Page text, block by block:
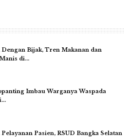
Bijak, Tren Makanan dan
di…
Imbau Warganya Waspada
Pasien, RSUD Bangka Selatan